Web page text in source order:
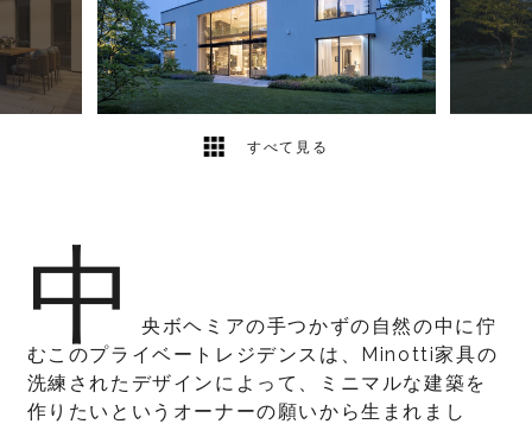
すべて見る
中
央ボヘミアの手つかずの自然の中に佇
むこのプライベートレジデンスは、Minotti家具の
洗練されたデザインによって、ミニマルな建築を
作りたいというオーナーの願いから生まれまし